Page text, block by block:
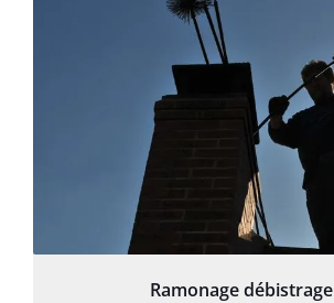
Ramonage débistrage